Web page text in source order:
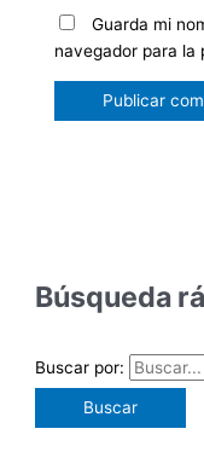
Guarda mi
navegador para la
Búsqueda
Buscar por: